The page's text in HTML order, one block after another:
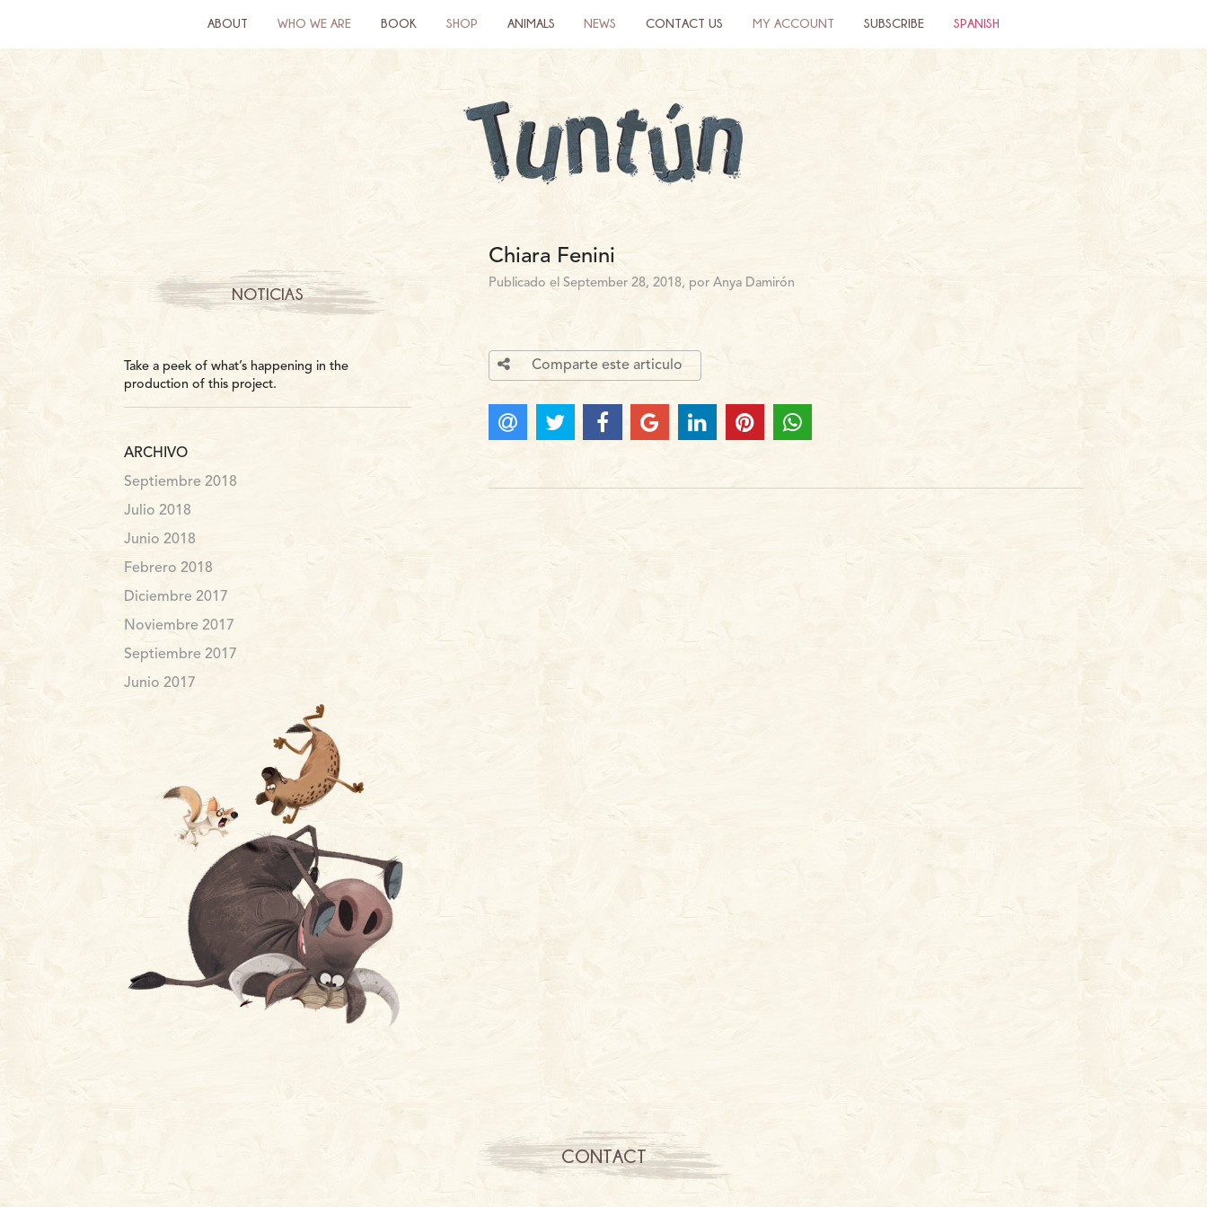
ABOUT WHO WE ARE BOOK SHOP ANIMALS NEWS CONTACT US MY ACCOUNT SUBSCRIBE SPANISH
NOTICIAS
Take a peek of what’s happening in the
production of this project.
ARCHIVO
Septiembre 2018
Julio 2018
Junio 2018
Febrero 2018
Diciembre 2017
Noviembre 2017
Septiembre 2017
Junio 2017
Chiara Fenini
Publicado el September 28, 2018, por Anya Damirón
Comparte este articulo
CONTACT